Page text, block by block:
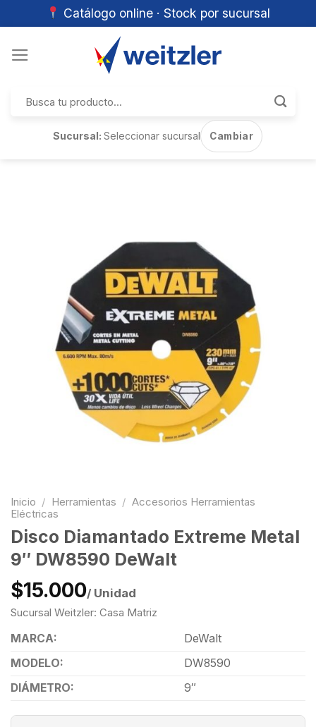
Catálogo online · Stock por sucursal
por:
Sucursal:Seleccionar sucursal Cambiar
Inicio / Herramientas / Accesorios Herramientas
Eléctricas
Disco Diamantado Extreme Metal
9″ DW8590 DeWalt
$15.000/ Unidad
Sucursal Weitzler: Casa Matriz
MARCA:
DeWalt
MODELO:
DW8590
DIÁMETRO:
9″